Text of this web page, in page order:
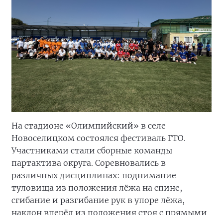
На стадионе «Олимпийский» в селе
Новоселицком состоялся фестиваль ГТО.
Участниками стали сборные команды
партактива округа. Соревновались в
различных дисциплинах: поднимание
туловища из положения лёжа на спине,
сгибание и разгибание рук в упоре лёжа,
наклон вперёд из положения стоя с прямыми